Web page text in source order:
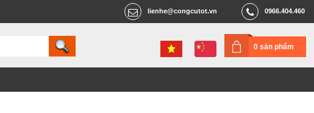
0966.404.460
lienhe@congcutot.vn
0 sản phẩm